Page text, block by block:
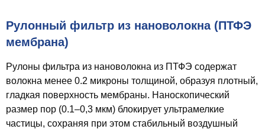
Рулонный фильтр из нановолокна (ПТФЭ
мембрана)
Рулоны фильтра из нановолокна из ПТФЭ содержат
волокна менее 0.2 микроны толщиной, образуя плотный,
гладкая поверхность мембраны. Наноскопический
размер пор (0.1–0,3 мкм) блокирует ультрамелкие
частицы, сохраняя при этом стабильный воздушный